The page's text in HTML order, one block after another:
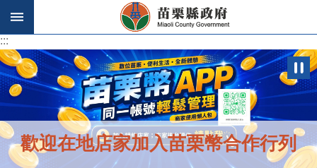
跳到主要內容區塊
:::
:::
歡迎在地店家加入苗栗幣合作行列